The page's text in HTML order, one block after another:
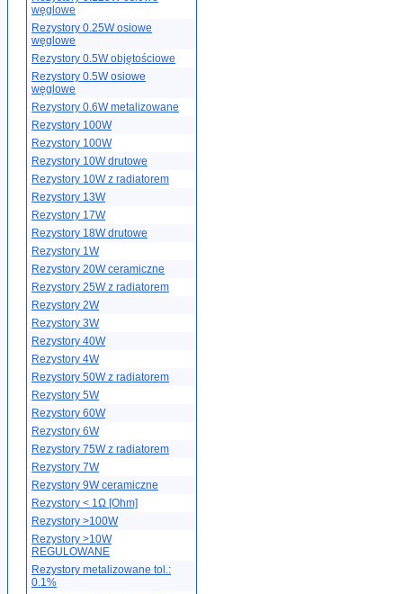
węglowe
Rezystory 0.25W osiowe
węglowe
Rezystory 0.5W objętościowe
Rezystory 0.5W osiowe
węglowe
Rezystory 0.6W metalizowane
Rezystory 100W
Rezystory 100W
Rezystory 10W drutowe
Rezystory 10W z radiatorem
Rezystory 13W
Rezystory 17W
Rezystory 18W drutowe
Rezystory 1W
Rezystory 20W ceramiczne
Rezystory 25W z radiatorem
Rezystory 2W
Rezystory 3W
Rezystory 40W
Rezystory 4W
Rezystory 50W z radiatorem
Rezystory 5W
Rezystory 60W
Rezystory 6W
Rezystory 75W z radiatorem
Rezystory 7W
Rezystory 9W ceramiczne
Rezystory < 1Ω [Ohm]
Rezystory >100W
Rezystory >10W
REGULOWANE
Rezystory metalizowane tol.:
0.1%